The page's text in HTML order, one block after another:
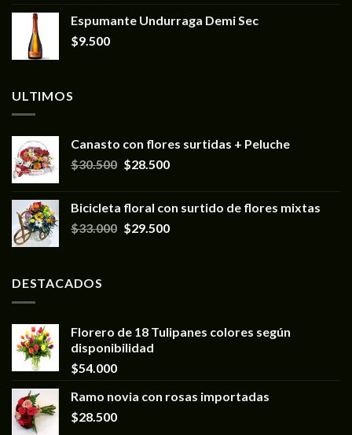
Espumante Undurraga Demi Sec
$9.500
ULTIMOS
Canasto con flores surtidas + Peluche
$30.500 $28.500
Bicicleta floral con surtido de flores mixtas
$33.000 $29.500
DESTACADOS
Florero de 18 Tulipanes colores según
disponibilidad
$54.000
Ramo novia con rosas importadas
$28.500